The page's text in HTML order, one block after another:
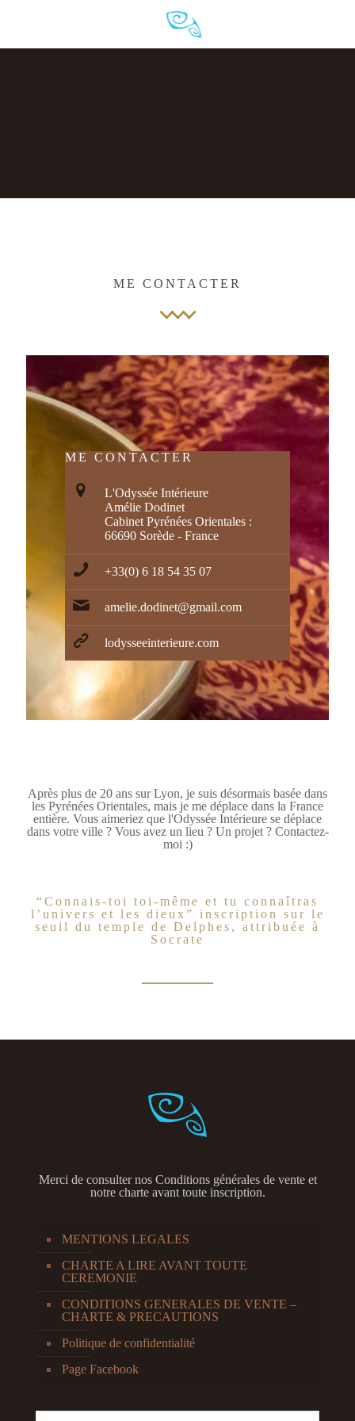
ME CONTACTER
ME CONTACTER
L'Odyssée Intérieure
Amélie Dodinet
Cabinet Pyrénées Orientales :
66690 Sorède - France
+33(0) 6 18 54 35 07
amelie.dodinet@gmail.com
lodysseeinterieure.com
Après plus de 20 ans sur Lyon, je suis désormais basée dans
les Pyrénées Orientales, mais je me déplace dans la France
entière. Vous aimeriez que l'Odyssée Intérieure se déplace
dans votre ville ? Vous avez un lieu ? Un projet ? Contactez-
moi :)
“Connais-toi toi-même et tu connaîtras
l’univers et les dieux” inscription sur le
seuil du temple de Delphes, attribuée à
Socrate
Merci de consulter nos Conditions générales de vente et
notre charte avant toute inscription.
MENTIONS LEGALES
CHARTE A LIRE AVANT TOUTE
CEREMONIE
CONDITIONS GENERALES DE VENTE –
CHARTE & PRECAUTIONS
Politique de confidentialité
Page Facebook